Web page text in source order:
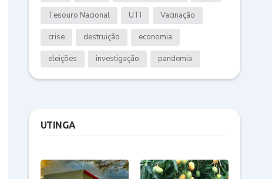
Tesouro Nacional UTI Vacinação
crise destruição economia
eleições investigação pandemia
UTINGA